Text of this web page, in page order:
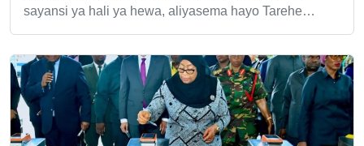
sayansi ya hali ya hewa, aliyasema hayo Tarehe…